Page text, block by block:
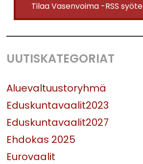
Tilaa Vasenvoima -RSS syöte
UUTISKATEGORIAT
Aluevaltuustoryhmä
Eduskuntavaalit2023
Eduskuntavaalit2027
Ehdokas 2025
Eurovaalit